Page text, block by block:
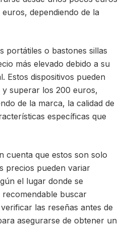
dependiendo de la
portátiles o bastones sillas
más elevado debido a su
Estos dispositivos pueden
superar los 200 euros,
de la marca, la calidad de
específicas que
cuenta que estos son solo
precios pueden variar
el lugar donde se
buscar
las reseñas antes de
asegurarse de obtener un